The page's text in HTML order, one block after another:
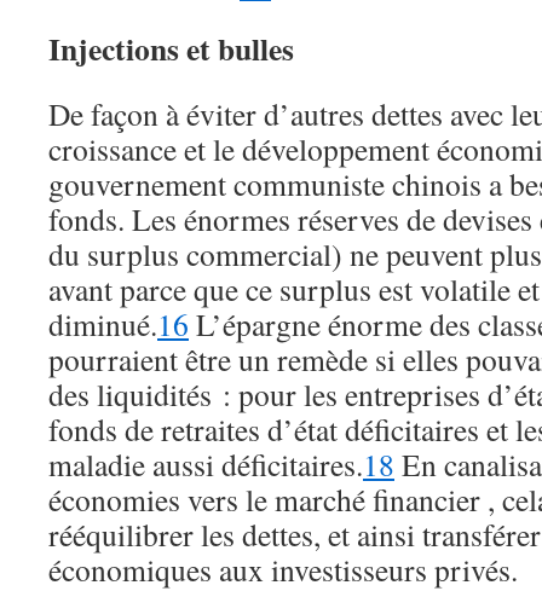
Injections et bulles
De façon à éviter d’autres dettes avec
croissance et le développement
gouvernement communiste chinois a
fonds. Les énormes réserves de
du surplus commercial) ne peuvent
avant parce que ce surplus est volatile
diminué.16 L’épargne énorme des
pourraient être un remède si elles
des liquidités : pour les entreprises
fonds de retraites d’état déficitaires et
maladie aussi déficitaires.18 En
économies vers le marché financier ,
rééquilibrer les dettes, et ainsi
économiques aux investisseurs privés.